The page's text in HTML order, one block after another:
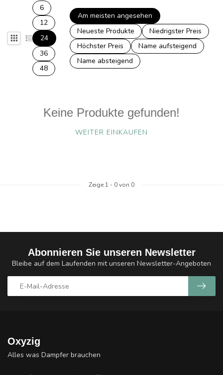
6
12
24
36
48
Am meisten angesehen
Neueste Produkte
Niedrigster Preis
Höchster Preis
Name aufsteigend
Name absteigend
Keine Produkte gefunden!
WEITER EINKAUFEN
Zeige 1 - 0von 0
Abonnieren Sie unseren Newsletter
Bleibe auf dem Laufenden mit unseren Newsletter-Angeboten
Oxyzig
Alles was Dampfer brauchen